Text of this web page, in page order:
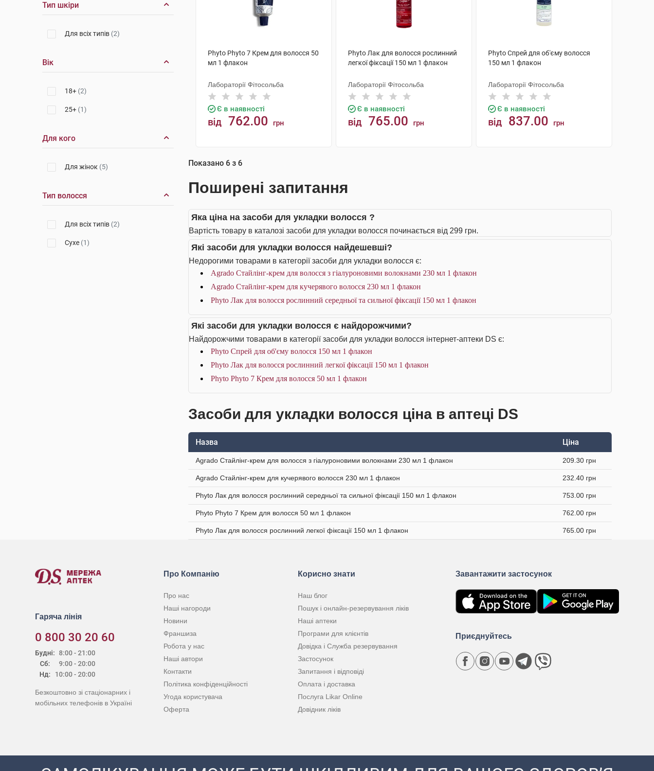
Тип шкіри
Для всіх типів (2)
Вік
18+ (2)
25+ (1)
Для кого
Для жінок (5)
Тип волосся
Для всіх типів (2)
Сухе (1)
Phyto Phyto 7 Крем для волосся 50
мл 1 флакон
Лабораторії Фітосольба
Є в наявності
від 762.00 грн
Phyto Лак для волосся рослинний
легкої фіксації 150 мл 1 флакон
Лабораторії Фітосольба
Є в наявності
від 765.00 грн
Phyto Спрей для об'єму волосся
150 мл 1 флакон
Лабораторії Фітосольба
Є в наявності
від 837.00 грн
Показано 6 з 6
Поширені запитання
Яка ціна на засоби для укладки волосся ?
Вартість товару в каталозі засоби для укладки волосся починається від 299 грн.
Які засоби для укладки волосся найдешевші?
Недорогими товарами в категорії засоби для укладки волосся є:
Agrado Стайлінг-крем для волосся з гіалуроновими волокнами 230 мл 1 флакон
Agrado Стайлінг-крем для кучерявого волосся 230 мл 1 флакон
Phyto Лак для волосся рослинний середньої та сильної фіксації 150 мл 1 флакон
Які засоби для укладки волосся є найдорожчими?
Найдорожчими товарами в категорії засоби для укладки волосся інтернет-аптеки DS є:
Phyto Спрей для об'єму волосся 150 мл 1 флакон
Phyto Лак для волосся рослинний легкої фіксації 150 мл 1 флакон
Phyto Phyto 7 Крем для волосся 50 мл 1 флакон
Засоби для укладки волосся ціна в аптеці DS
Назва Ціна
Agrado Стайлінг-крем для волосся з гіалуроновими волокнами 230 мл 1 флакон 209.30 грн
Agrado Стайлінг-крем для кучерявого волосся 230 мл 1 флакон 232.40 грн
Phyto Лак для волосся рослинний середньої та сильної фіксації 150 мл 1 флакон 753.00 грн
Phyto Phyto 7 Крем для волосся 50 мл 1 флакон 762.00 грн
Phyto Лак для волосся рослинний легкої фіксації 150 мл 1 флакон 765.00 грн
Гаряча лінія
0 800 30 20 60
Будні:
Сб:
Нд:
8:00 - 21:00
9:00 - 20:00
10:00 - 20:00
Безкоштовно зі стаціонарних і
мобільних телефонів в Україні
Про Компанію
Про нас
Наші нагороди
Новини
Франшиза
Робота у нас
Наші автори
Контакти
Політика конфіденційності
Угода користувача
Оферта
Корисно знати
Наш блог
Пошук і онлайн-резервування ліків
Наші аптеки
Програми для клієнтів
Довідка і Служба резервування
Застосунок
Запитання і відповіді
Оплата і доставка
Послуга Likar Online
Довідник ліків
Завантажити застосунок
Приєднуйтесь